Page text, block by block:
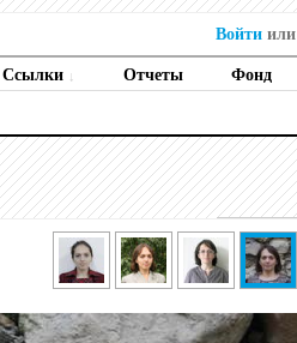
Ссылки ↓ Отчеты Фонд
Войти или